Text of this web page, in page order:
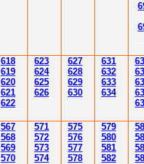
618
619
620
621
622
623
624
625
626
627
628
629
630
631
632
633
634
63
567
568
569
570
571
572
573
574
575
576
577
578
579
580
581
582